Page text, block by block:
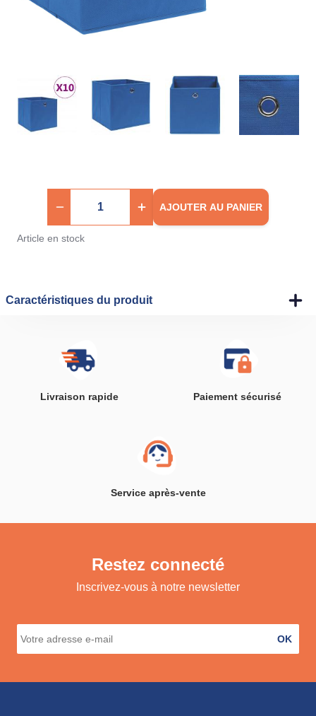
AJOUTER AU PANIER
Article en stock
Caractéristiques du produit
Livraison rapide Paiement sécurisé
Service après-vente
Restez connecté
Inscrivez-vous à notre newsletter
OK